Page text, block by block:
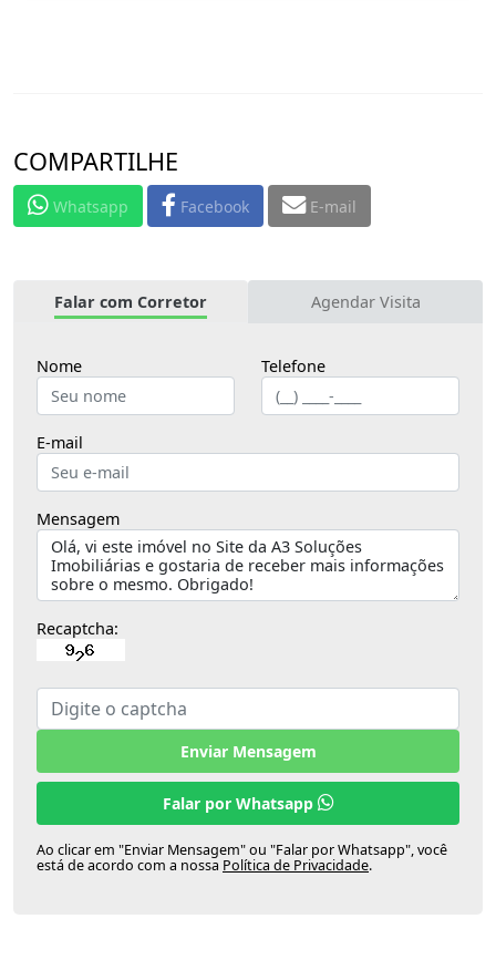
COMPARTILHE
Whatsapp Facebook E-mail
Falar com Corretor Agendar Visita
Nome Telefone
E-mail
Mensagem
Recaptcha:
Enviar Mensagem
Falar por Whatsapp
Ao clicar em "Enviar Mensagem" ou "Falar por Whatsapp", você
está de acordo com a nossa Política de Privacidade.